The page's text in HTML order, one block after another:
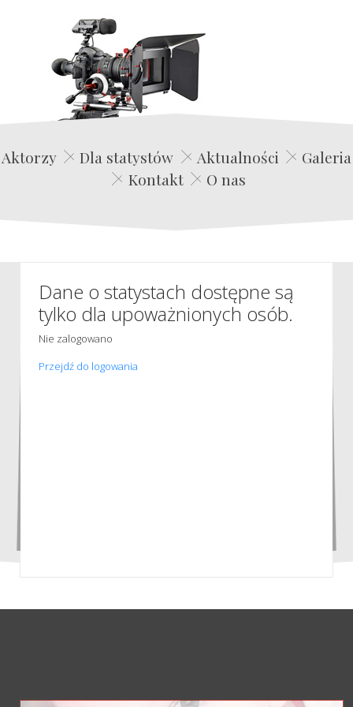
Edwin Film Agencja Aktorska
Aktorzy Dla statystów Aktualności
Galeria
Kontakt
O nas
Dane o statystach dostępne są
tylko dla upoważnionych osób.
Nie zalogowano
Przejdź do logowania